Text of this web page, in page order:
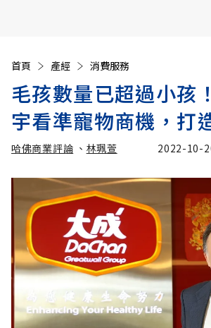
首頁 產經 消費服務
毛孩數量已超過小孩
宇看準寵物商機，打
哈佛商業評論 、 林珮萱 2022-10-